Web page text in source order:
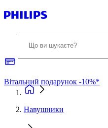
Вітальний подарунок -10%*
Навушники